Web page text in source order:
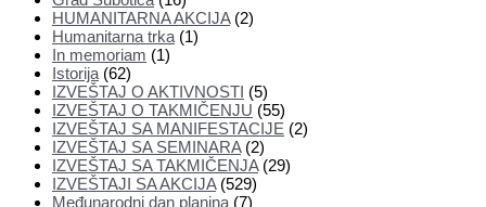
HUMANITARNA AKCIJA(2)
Humanitarna trka (1)
In memoriam (1)
Istorija (62)
IZVEŠTAJ O AKTIVNOSTI (5)
IZVEŠTAJ O TAKMIČENJU (55)
IZVEŠTAJ SA MANIFESTACIJE (2)
IZVEŠTAJ SA SEMINARA(2)
IZVEŠTAJ SA TAKMIČENJA(29)
IZVEŠTAJI SA AKCIJA(529)
Međunarodni dan planina (7)